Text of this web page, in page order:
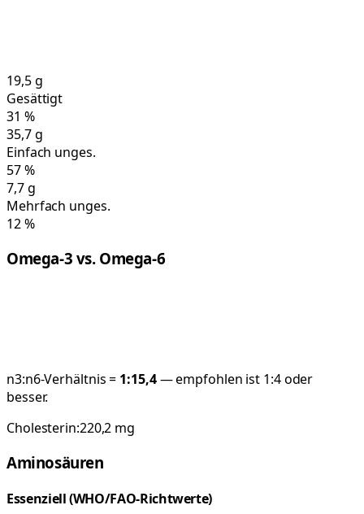
19,5g
Gesättigt
31 %
35,7g
Einfach unges.
57%
7,7g
Mehrfach unges.
12%
Omega-3 vs. Omega-6
n3:n6-Verhältnis = 1:15,4— empfohlen ist 1:4 oder
besser.
Cholesterin:220,2 mg
Aminosäuren
Essenziell (WHO/FAO-Richtwerte)